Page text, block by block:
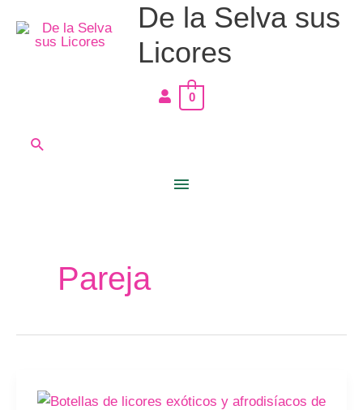
De la Selva sus
Licores
Menú
principal
Buscar
0
Pareja
San